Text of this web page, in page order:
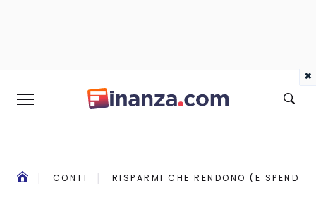
CONTI RISPARMI CHE RENDONO (E SPENDI
×